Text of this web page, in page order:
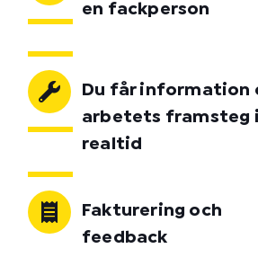
en fackperson
Du får information
arbetets framsteg i
realtid
Fakturering och
feedback